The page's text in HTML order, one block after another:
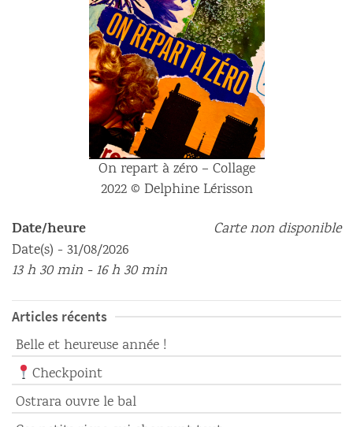
On repart à zéro – Collage
2022 © Delphine Lérisson
Carte non disponible
Date/heure
Date(s) - 31/08/2026
13 h 30 min - 16 h 30 min
Articles récents
Belle et heureuse année !
Checkpoint
Ostrara ouvre le bal